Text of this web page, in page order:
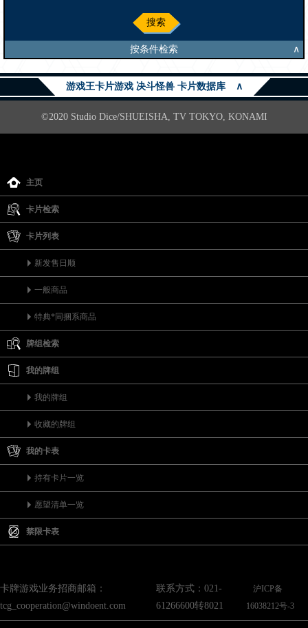
搜索
按条件检索 ∧
游戏王卡片游戏 决斗怪兽 卡片数据库 ∧
©2020 Studio Dice/SHUEISHA, TV TOKYO, KONAMI
主页
卡片检索
卡片列表
新发售日顺
一般商品
特典*同捆系商品
牌组检索
我的牌组
我的牌组
收藏的牌组
我的卡表
持有卡片一览
愿望清单一览
禁限卡表
卡牌游戏业务招商邮箱：
tcg_cooperation@windoent.com
联系方式：021-
61266600转8021
沪ICP备
16038212号-3